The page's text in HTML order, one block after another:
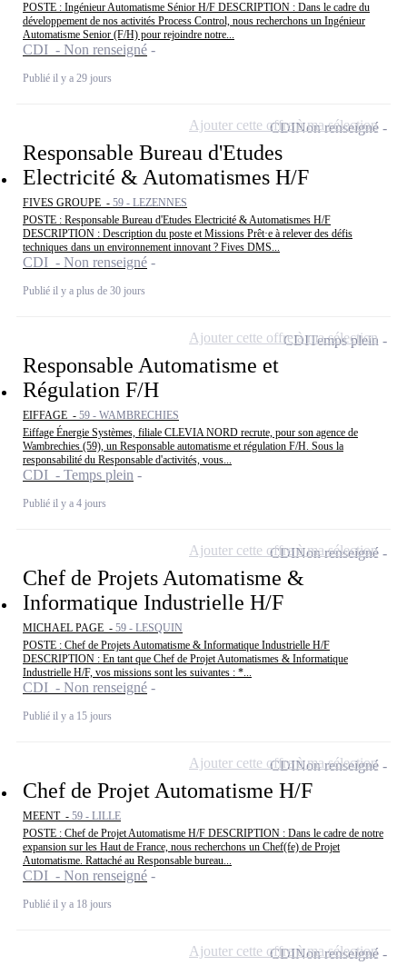
POSTE : Ingénieur Automatisme Sénior H/F DESCRIPTION : Dans le cadre du
développement de nos activités Process Control, nous recherchons un Ingénieur
Automatisme Senior (F/H) pour rejoindre notre...
CDI - Non renseigné
Publié il y a 29 jours
Responsable Bureau d'Etudes
Electricité & Automatismes H/F
FIVES GROUPE - 59 - LEZENNES
POSTE : Responsable Bureau d'Etudes Electricité & Automatismes H/F
DESCRIPTION : Description du poste et Missions Prêt·e à relever des défis
techniques dans un environnement innovant ? Fives DMS...
CDI - Non renseigné
Publié il y a plus de 30 jours
CDINon renseigné
Ajouter cette offre à ma sélection
Responsable Automatisme et
Régulation F/H
EIFFAGE - 59 - WAMBRECHIES
Eiffage Énergie Systèmes, filiale CLEVIA NORD recrute, pour son agence de
Wambrechies (59), un Responsable automatisme et régulation F/H. Sous la
responsabilité du Responsable d'activités, vous...
CDI - Temps plein
Publié il y a 4 jours
CDITemps plein
Ajouter cette offre à ma sélection
Chef de Projets Automatisme &
Informatique Industrielle H/F
MICHAEL PAGE - 59 - LESQUIN
POSTE : Chef de Projets Automatisme & Informatique Industrielle H/F
DESCRIPTION : En tant que Chef de Projet Automatismes & Informatique
Industrielle H/F, vos missions sont les suivantes : *...
CDI - Non renseigné
Publié il y a 15 jours
CDINon renseigné
Ajouter cette offre à ma sélection
Chef de Projet Automatisme H/F
MEENT - 59 - LILLE
POSTE : Chef de Projet Automatisme H/F DESCRIPTION : Dans le cadre de notre
expansion sur les Haut de France, nous recherchons un Chef(fe) de Projet
Automatisme. Rattaché au Responsable bureau...
CDI - Non renseigné
Publié il y a 18 jours
CDINon renseigné
Ajouter cette offre à ma sélection
CDINon renseigné
Ajouter cette offre à ma sélection